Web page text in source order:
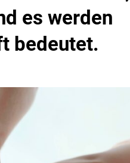
es werden
bedeutet.